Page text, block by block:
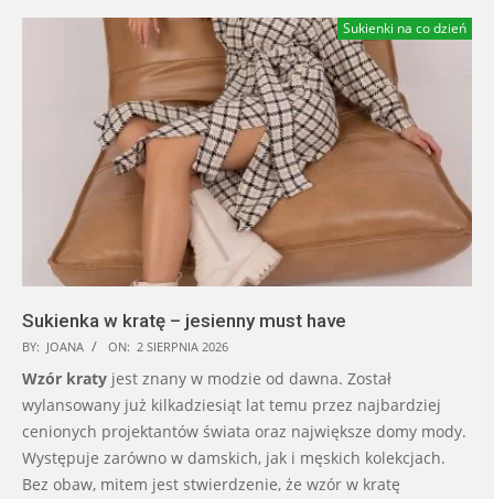
Sukienki na co dzień
Sukienka w kratę – jesienny must have
BY: JOANA ON: 2 SIERPNIA 2026
Wzór kraty jest znany w modzie od dawna. Został
wylansowany już kilkadziesiąt lat temu przez najbardziej
cenionych projektantów świata oraz największe domy mody.
Występuje zarówno w damskich, jak i męskich kolekcjach.
Bez obaw, mitem jest stwierdzenie, że wzór w kratę